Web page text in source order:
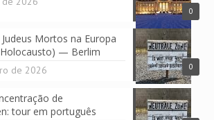
0
0
Mortos na Europa
— Berlim
de 2026
de
tour em português